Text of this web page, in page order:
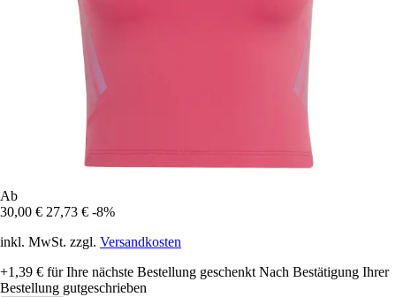
Ab
30,00 € 27,73 € -8%
inkl. MwSt. zzgl. Versandkosten
+1,39 € für Ihre nächste Bestellung geschenkt Nach Bestätigung Ihrer
Bestellung gutgeschrieben